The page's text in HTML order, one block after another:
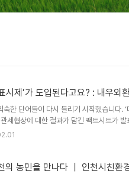
시제’가 도입된다고요? : 내우외
숙한 단어들이 다시 들리기 시작했습니다.
세협상에 대한 결과가 담긴 팩트시트가
월이 채 지나지 않은 지금, 트럼프의 관세
니다. 다시 한 번 말씀드리지만 쌀, 쇠고기
의 농민을 만나다 ｜ 인천시친환